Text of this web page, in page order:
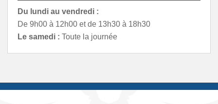
Du lundi au vendredi :
De 9h00 à 12h00 et de 13h30 à 18h30
Le samedi : Toute la journée